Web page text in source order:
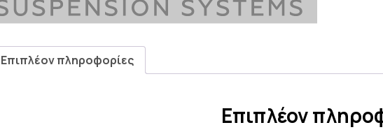
Επιπλέον πληροφορίες
Επιπλέον